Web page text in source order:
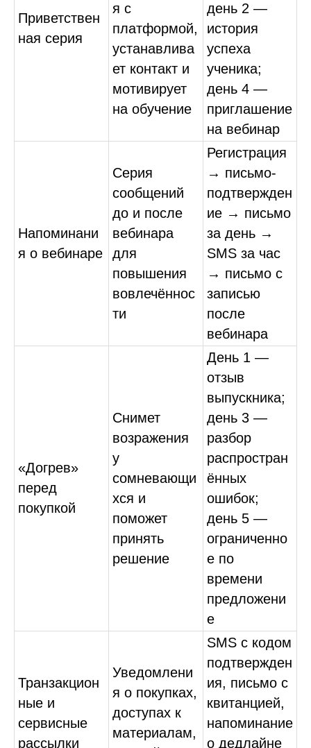
Приветствен
ная серия
я с
платформой,
устанавлива
ет контакт и
мотивирует
на обучение
день 2 —
история
успеха
ученика;
день 4 —
приглашение
на вебинар
Напоминани
я о вебинаре
Серия
сообщений
до и после
вебинара
для
повышения
вовлечённос
ти
Регистрация
→ письмо-
подтвержден
ие → письмо
за день →
SMS за час
→ письмо с
записью
после
вебинара
«Догрев»
перед
покупкой
Снимет
возражения
у
сомневающи
хся и
поможет
принять
решение
День 1 —
отзыв
выпускника;
день 3 —
разбор
распростран
ённых
ошибок;
день 5 —
ограниченно
е по
времени
предложени
е
Транзакцион
ные и
сервисные
рассылки
Уведомлени
я о покупках,
доступах к
материалам,
SMS с кодом
подтвержден
ия, письмо с
квитанцией,
напоминание
о дедлайне